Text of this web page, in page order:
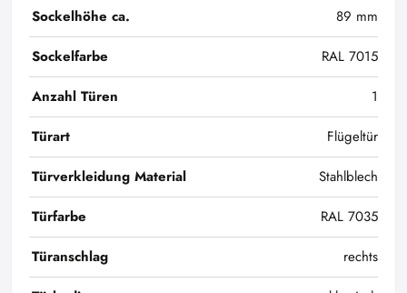
Sockelhöhe ca.
89 mm
Sockelfarbe
RAL 7015
Anzahl Türen
1
Türart
Flügeltür
Türverkleidung Material
Stahlblech
Türfarbe
RAL 7035
Türanschlag
rechts